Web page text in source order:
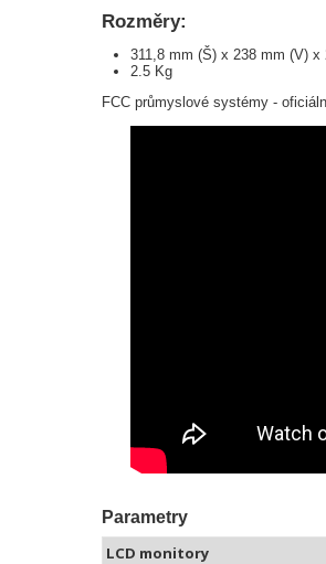
Rozměry:
311,8 mm (Š) x 238 mm (V) x
2.5 Kg
FCC průmyslové systémy -
Parametry
LCD monitory